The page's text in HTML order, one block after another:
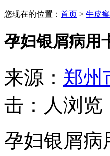
您现在的位置： 首页 > 牛皮
孕妇银屑病用
来源： 郑州
击： 人浏览
孕妇银屑病